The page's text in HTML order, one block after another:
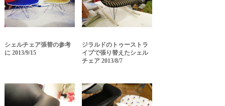
シェルチェア張替の参考
に 2013/9/15
ジラルドのトゥーストラ
イプで張り替えたシェル
チェア 2013/8/7